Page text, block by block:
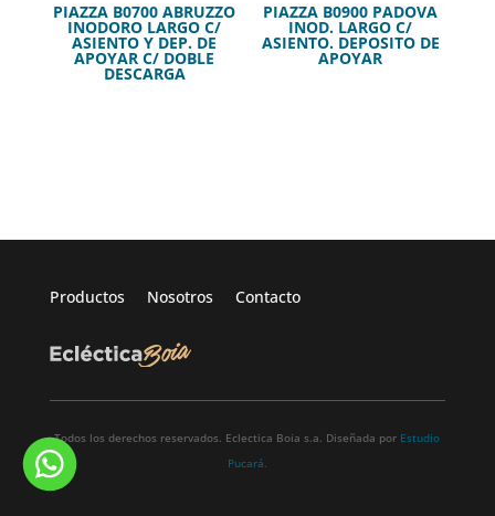
PIAZZA B0700 ABRUZZO
INODORO LARGO C/
ASIENTO Y DEP. DE
APOYAR C/ DOBLE
DESCARGA
PIAZZA B0900 PADOVA
INOD. LARGO C/
ASIENTO. DEPOSITO DE
APOYAR
Productos Nosotros Contacto
Todos los derechos reservados. Eclectica Boia s.a. Diseñada por Estudio
Pucará.